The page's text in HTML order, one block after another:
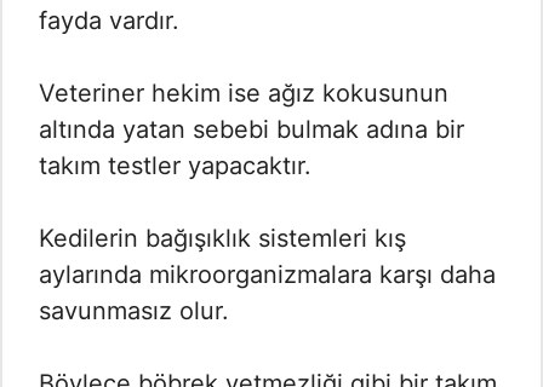
fayda vardır.
Veteriner hekim ise ağız kokusunun
altında yatan sebebi bulmak adına bir
takım testler yapacaktır.
Kedilerin bağışıklık sistemleri kış
aylarında mikroorganizmalara karşı daha
savunmasız olur.